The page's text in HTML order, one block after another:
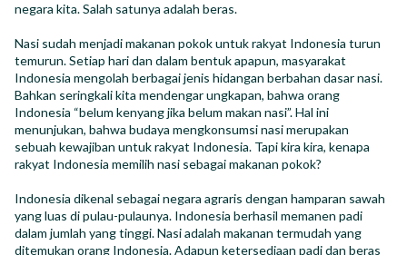
ID
negara kita. Salah satunya adalah beras.
Nasi sudah menjadi makanan pokok untuk rakyat Indonesia turun
temurun. Setiap hari dan dalam bentuk apapun, masyarakat
Indonesia mengolah berbagai jenis hidangan berbahan dasar nasi.
Bahkan seringkali kita mendengar ungkapan, bahwa orang
Indonesia “belum kenyang jika belum makan nasi”. Hal ini
menunjukan, bahwa budaya mengkonsumsi nasi merupakan
sebuah kewajiban untuk rakyat Indonesia. Tapi kira kira, kenapa
rakyat Indonesia memilih nasi sebagai makanan pokok?
Indonesia dikenal sebagai negara agraris dengan hamparan sawah
yang luas di pulau-pulaunya. Indonesia berhasil memanen padi
dalam jumlah yang tinggi. Nasi adalah makanan termudah yang
ditemukan orang Indonesia. Adapun ketersediaan padi dan beras